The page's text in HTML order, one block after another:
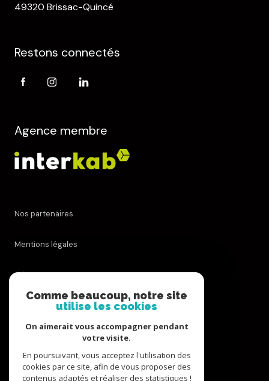
49320 Brissac-Quincé
Restons connectés
Agence membre
Nos partenaires
Mentions légales
Admin
Nos honoraires
Cookies
Comme beaucoup, notre site
utilise les cookies
On aimerait vous accompagner pendant
votre visite.
En poursuivant, vous acceptez l'utilisation des
cookies par ce site, afin de vous proposer des
contenus adaptés et réaliser des statistiques !